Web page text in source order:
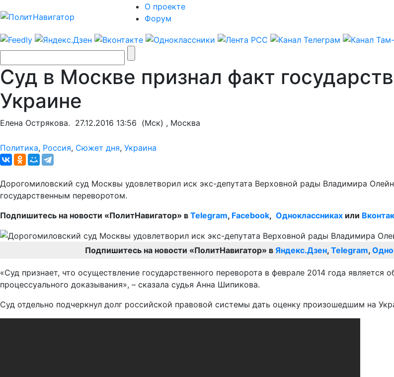
О проекте
Форум
Суд в Москве признал факт
Украине
Елена Острякова. 27.12.2016 13:56 (Мск) , Москва
Политика, Россия, Сюжет дня, Украина
Дорогомиловский суд Москвы удовлетворил иск экс-депутата Верховной рады Владимира
государственным переворотом.
Подпишитесь на новости «ПолитНавигатор» в Telegram, Facebook, Одноклассниках или
Подпишитесь на новости «ПолитНавигатор» в Яндекс.Дзен, Telegram,
«Суд признает, что осуществление государственного переворота в феврале 2014 года
процессуального доказывания», – сказала судья Анна Шипикова.
Суд отдельно подчеркнул долг российской правовой системы дать оценку произошедшим на